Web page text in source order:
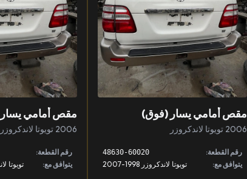
مقص أمامي يسار (فوق)
2006 تويوتا لاندكروزر
رقم القطعة: 48630-60020
يتوافق مع: تويوتا لاندكروزر 1998-2007
مقص أمامي
2006 تويوتا لاندكروزر
رقم القطعة:
يتوافق مع: